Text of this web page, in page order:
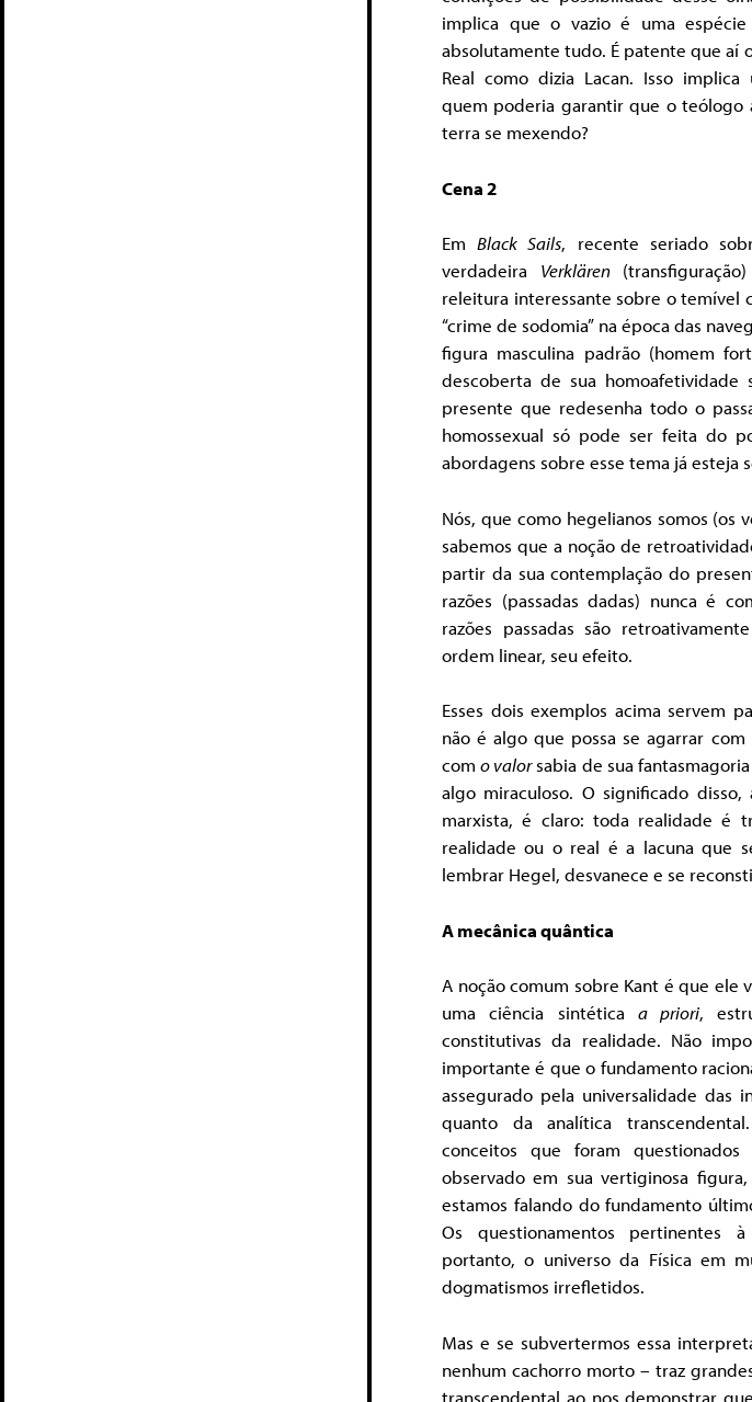
implica que o vazio é uma
absolutamente tudo. É patente que aí
Real como dizia Lacan. Isso
quem poderia garantir que o teólogo
terra se mexendo?
Cena 2
EmBlack Sails, recente seriado
verdadeira Verklären
releitura interessante sobre o temível
“crime de sodomia” na época das
figura masculina padrão (homem
descoberta de sua
presente que redesenha todo o
homossexual só pode ser feita do
abordagens sobre esse tema já esteja
Nós, que como hegelianos somos (os
sabemos que a noção de
partir da sua contemplação do
razões (passadas dadas) nunca é
razões passadas são
ordem linear, seu efeito.
Esses dois exemplos acima servem
não é algo que possa se agarrar
como valorsabia de sua
algo miraculoso. O significado
marxista, é claro: toda realidade é
realidade ou o real é a lacuna que
lembrar Hegel, desvanece e se
A mecânica quântica
A noção comum sobre Kant é que ele
uma ciência sintética a priori,
constitutivas da realidade. Não
importante é que o fundamento
assegurado pela universalidade das
quanto da analítica
conceitos que foram
observado em sua vertiginosa
estamos falando do fundamento
Os questionamentos pertinentes
portanto, o universo da Física em
dogmatismos irrefletidos.
Mas e se subvertermos essa
nenhum cachorro morto – traz
transcendental ao nos demonstrar